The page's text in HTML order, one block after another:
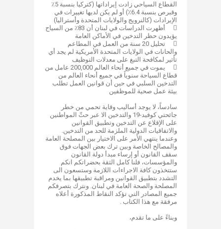
القطاع السياحي زادت إيراداتها (كتركيا بنسبة 5٪
وقبرص بنسبة 6.4٪) أو لم يكن لديها تغييرات في
الإيرادات (كالنرويج والولايات المتحدة وأستراليا)

أظهرت الدراسات في لبنان أن 83٪ من السياح
يؤيدون حظر التدخين في الأماكن العامة

تحليل 20 سنة من العمل في المطاعم
والحانات في الولايات المتحدة الأمريكية لم يجد أي
تأثير لمكافحة التبغ على معدلات التوظيف

يموت في جميع أنحاء العالم 200,000 عامل من
قطاع السياحة سنوياً في جميع أنحاء العالم من
التدخين السلبي في حين أن قوانين العمل تطلب
بيئة عمل صحية للموظفين
سادساً، لا يوجد أساليب وقاية تحمي من خطر
جائحتي كوفيد-19 والتدخين الا عبر حثّ المواطنين
على الإقلاع عن التدخين وتطبيق القوانين
والاتفاقيات الدولية الملزمة للحد من التدخين.
وعندما ينتهي الأمر على الاختيار بين المصلحة العامة
والمصالح الخاصة وبين ترك بعض الجهات فوق
سقف القانون أو إرساء مبدأ دولة القانون
والمؤسسات، فلنا كامل الثقة بحضراتكم انكم
ستتخذون كافة الاجراءات اللازمة وستسعون الى
التشدد بتطبيق القوانين ومراقبة تطبيقها بما يخدم
المصلحة والصحة العامة في لبنان. ونترك بتصرفكم
جميع المصادر التي تؤكد النقاط المذكورة أعلاه
مرفقة مع هذا الكتاب .
وبناءً على ما تقدم،